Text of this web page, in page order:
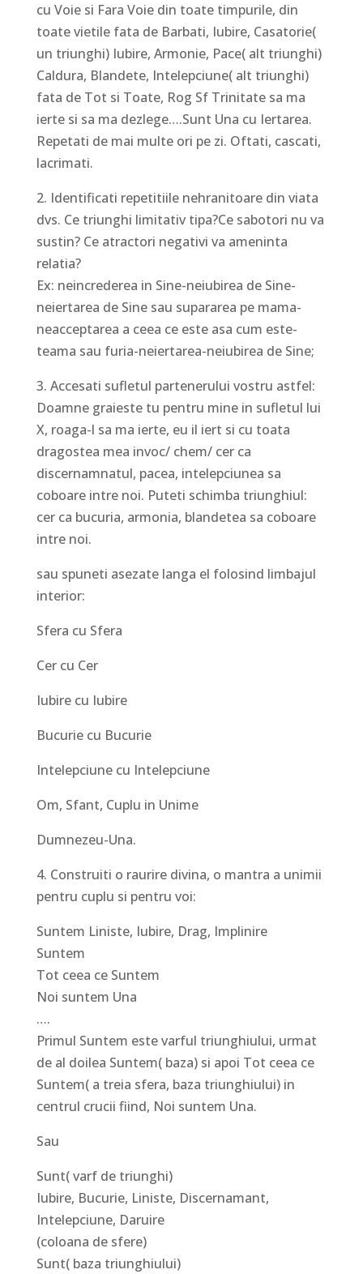
cu Voie si Fara Voie din toate timpurile, din
toate vietile fata de Barbati, Iubire, Casatorie(
un triunghi) Iubire, Armonie, Pace( alt triunghi)
Caldura, Blandete, Intelepciune( alt triunghi)
fata de Tot si Toate, Rog Sf Trinitate sa ma
ierte si sa ma dezlege….Sunt Una cu Iertarea.
Repetati de mai multe ori pe zi. Oftati, cascati,
lacrimati.
2. Identificati repetitiile nehranitoare din viata
dvs. Ce triunghi limitativ tipa?Ce sabotori nu va
sustin? Ce atractori negativi va ameninta
relatia?
Ex: neincrederea in Sine-neiubirea de Sine-
neiertarea de Sine sau supararea pe mama-
neacceptarea a ceea ce este asa cum este-
teama sau furia-neiertarea-neiubirea de Sine;
3. Accesati sufletul partenerului vostru astfel:
Doamne graieste tu pentru mine in sufletul lui
X, roaga-l sa ma ierte, eu il iert si cu toata
dragostea mea invoc/ chem/ cer ca
discernamnatul, pacea, intelepciunea sa
coboare intre noi. Puteti schimba triunghiul:
cer ca bucuria, armonia, blandetea sa coboare
intre noi.
sau spuneti asezate langa el folosind limbajul
interior:
Sfera cu Sfera
Cer cu Cer
Iubire cu Iubire
Bucurie cu Bucurie
Intelepciune cu Intelepciune
Om, Sfant, Cuplu in Unime
Dumnezeu-Una.
4. Construiti o raurire divina, o mantra a unimii
pentru cuplu si pentru voi:
Suntem Liniste, Iubire, Drag, Implinire
Suntem
Tot ceea ce Suntem
Noi suntem Una
….
Primul Suntem este varful triunghiului, urmat
de al doilea Suntem( baza) si apoi Tot ceea ce
Suntem( a treia sfera, baza triunghiului) in
centrul crucii fiind, Noi suntem Una.
Sau
Sunt( varf de triunghi)
Iubire, Bucurie, Liniste, Discernamant,
Intelepciune, Daruire
(coloana de sfere)
Sunt( baza triunghiului)